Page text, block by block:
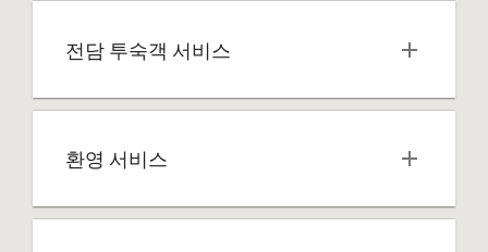
전담 투숙객 서비스
환영 서비스